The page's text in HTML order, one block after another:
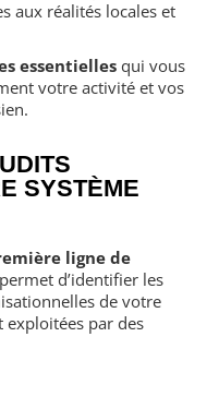
aux réalités locales et
essentielles qui vous
votre activité et vos
SYSTÈME
ligne de
d’identifier les
de votre
exploitées par des